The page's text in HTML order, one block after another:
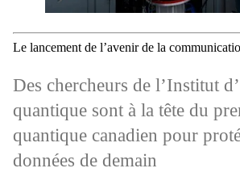
Le lancement de l’avenir de la
Des chercheurs de l’Institut
quantique sont à la tête du
quantique canadien pour
données de demain